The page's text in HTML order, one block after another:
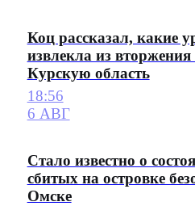
Коц рассказал, какие
извлекла из
Курскую область
18:56
6 АВГ
Стало известно о
сбитых на островке
Омске